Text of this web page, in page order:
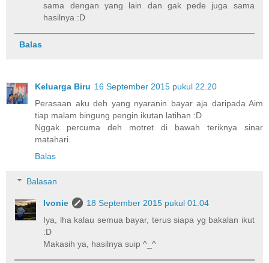
sama dengan yang lain dan gak pede juga sama
hasilnya :D
Balas
Keluarga Biru 16 September 2015 pukul 22.20
Perasaan aku deh yang nyaranin bayar aja daripada Aim
tiap malam bingung pengin ikutan latihan :D
Nggak percuma deh motret di bawah teriknya sinar
matahari.
Balas
Balasan
Ivonie
18 September 2015 pukul 01.04
Iya, lha kalau semua bayar, terus siapa yg bakalan ikut
:D
Makasih ya, hasilnya suip ^_^